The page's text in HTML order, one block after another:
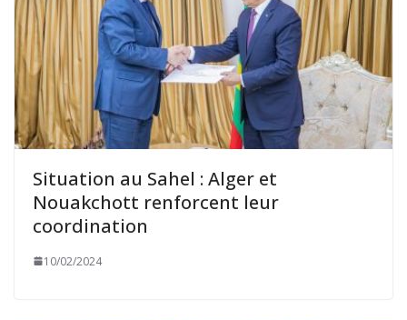
Situation au Sahel : Alger et
Nouakchott renforcent leur
coordination
10/02/2024